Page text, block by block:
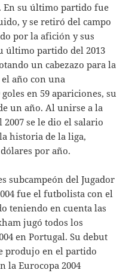
En su último partido fue
y se retiró del campo
por la afición y sus
último partido del 2013
un cabezazo para la
año con una
en 59 apariciones, su
un año. Al unirse a la
2007 se le dio el salario
historia de la liga,
por año.
subcampeón del Jugador
fue el futbolista con el
teniendo en cuenta las
jugó todos los
en Portugal. Su debut
produjo en el partido
la Eurocopa 2004